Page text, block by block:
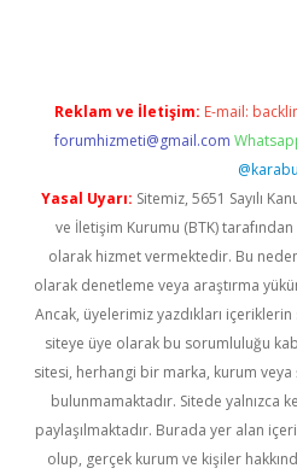
Reklam ve İletişim: E-mail:
forumhizmeti@gmail.com
Yasal Uyarı: Sitemiz, 5651 Sayılı
ve İletişim Kurumu (BTK) tarafından
olarak hizmet vermektedir. Bu
olarak denetleme veya araştırma
Ancak, üyelerimiz yazdıkları
siteye üye olarak bu sorumluluğu
sitesi, herhangi bir marka, kurum veya
bulunmamaktadır. Sitede yalnızca
paylaşılmaktadır. Burada yer alan
olup, gerçek kurum ve kişiler